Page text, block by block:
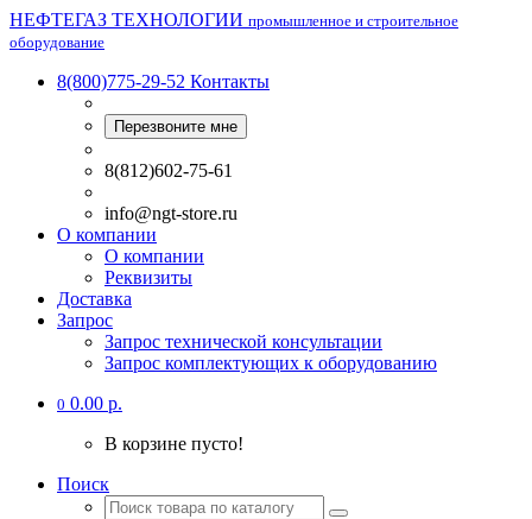
НЕФТЕГАЗ ТЕХНОЛОГИИ промышленное и строительное
оборудование
8(800)775-29-52 Контакты
Перезвоните мне
8(812)602-75-61
info@ngt-store.ru
О компании
О компании
Реквизиты
Доставка
Запрос
Запрос технической консультации
Запрос комплектующих к оборудованию
0 0.00 р.
В корзине пусто!
Поиск